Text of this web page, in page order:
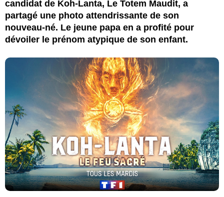
candidat de Koh-Lanta, Le Totem Maudit, a
partagé une photo attendrissante de son
nouveau-né. Le jeune papa en a profité pour
dévoiler le prénom atypique de son enfant.